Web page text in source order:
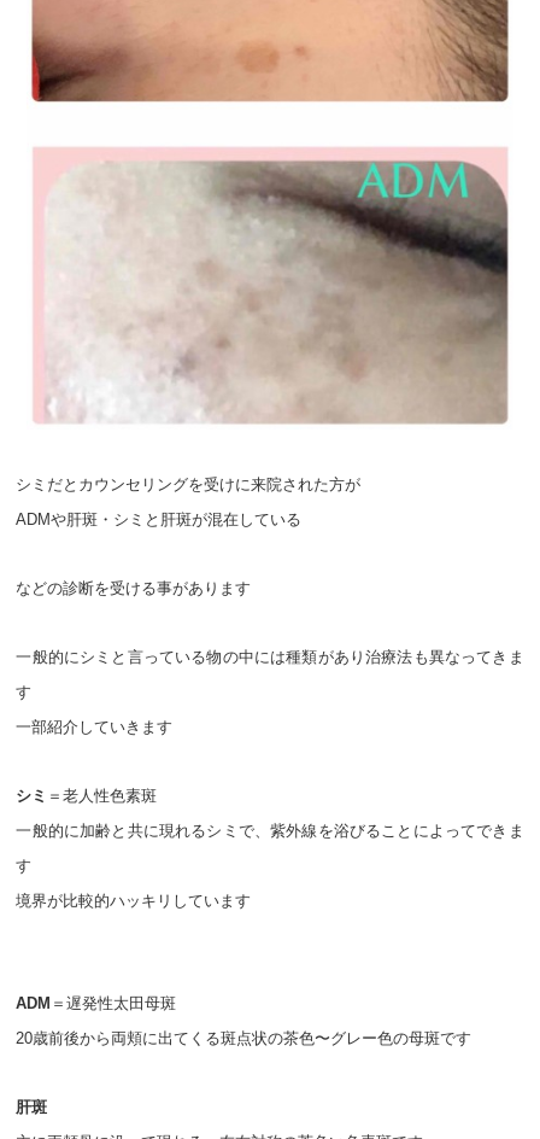
シミだとカウンセリングを受けに来院された方が
ADMや肝斑・シミと肝斑が混在している
などの診断を受ける事があります
一般的にシミと言っている物の中には種類があり治療法も異なってきま
す
一部紹介していきます
シミ ＝老人性色素斑
一般的に加齢と共に現れるシミで、紫外線を浴びることによってできま
す
境界が比較的ハッキリしています
ADM ＝遅発性太田母斑
20歳前後から両頬に出てくる斑点状の茶色〜グレー色の母斑です
肝斑